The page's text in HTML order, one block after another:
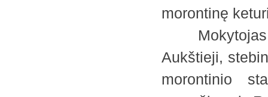
morontinę
Mokytojas
Aukštieji,
morontinio